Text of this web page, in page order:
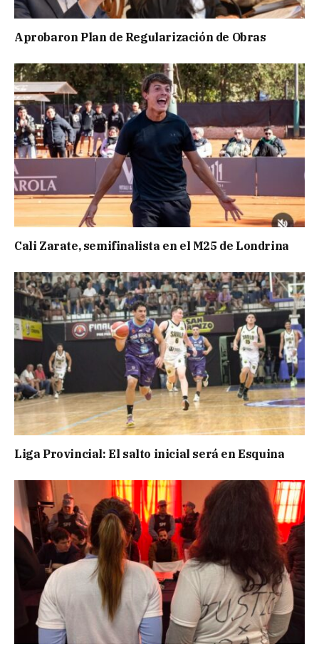
Aprobaron Plan de Regularización de Obras
Cali Zarate, semifinalista en el M25 de Londrina
Liga Provincial: El salto inicial será en Esquina